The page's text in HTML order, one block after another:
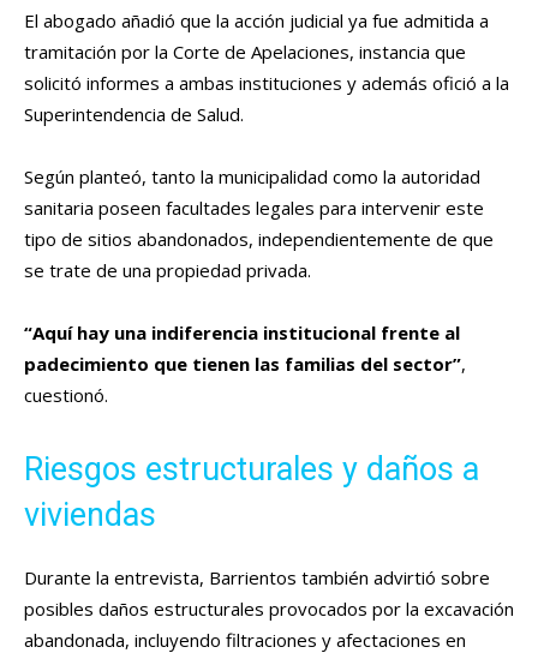
El abogado añadió que la acción judicial ya fue admitida a
tramitación por la Corte de Apelaciones, instancia que
solicitó informes a ambas instituciones y además ofició a la
Superintendencia de Salud.
Según planteó, tanto la municipalidad como la autoridad
sanitaria poseen facultades legales para intervenir este
tipo de sitios abandonados, independientemente de que
se trate de una propiedad privada.
“Aquí hay una indiferencia institucional frente al
padecimiento que tienen las familias del sector”,
cuestionó.
Riesgos estructurales y daños a
viviendas
Durante la entrevista, Barrientos también advirtió sobre
posibles daños estructurales provocados por la excavación
abandonada, incluyendo filtraciones y afectaciones en